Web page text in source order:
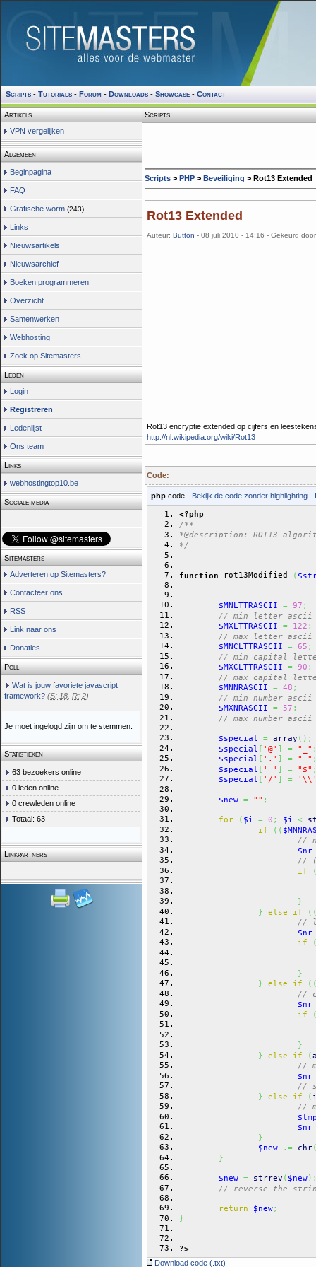
Scripts - Tutorials - Forum - Downloads - Showcase - Contact
Artikels
VPN vergelijken
Algemeen
Beginpagina
FAQ
Grafische worm (243)
Links
Nieuwsartikels
Nieuwsarchief
Boeken programmeren
Overzicht
Samenwerken
Webhosting
Zoek op Sitemasters
Leden
Login
Registreren
Ledenlijst
Ons team
Links
webhostingtop10.be
Sociale media
Sitemasters
Adverteren op Sitemasters?
Contacteer ons
RSS
Link naar ons
Donaties
Poll
Wat is jouw favoriete javascript
framework? (S: 18 R: 2)
Je moet ingelogd zijn om te stemmen.
Statistieken
63 bezoekers online
0 leden online
0 crewleden online
Totaal: 63
Linkpartners
Scripts:
Scripts > PHP > Beveiliging > Rot13 Extended
Rot13 Extended
Auteur: Button - 08 juli 2010 - 14:16 - Gekeurd
Rot13 encryptie extended op cijfers en
http://nl.wikipedia.org/wiki/Rot13
Code:
php code - Bekijk de code zonder highlighting -
<?php
/**
*@description: ROT13
*/
function rot13Modified (
$MNLTTRASCII = 97 ;
// min letter ascii
$MXLTTRASCII
= 122 ;
// max letter ascii
$MNCLTTRASCII
= 65 ;
// min capital
$MXCLTTRASCII
= 90 ;
// max capital
$MNNRASCII
= 48 ;
// min number ascii
$MXNRASCII
= 57 ;
// max number ascii
$special = array ( ) ;
$special [ '@' ] = "_"
$special [ '.' ] = "-"
$special [ ' ' ] = "$"
$special [ '/' ] =
$new = "" ;
for ( $i = 0 ; $i <
if
( (
//
$nr
//
if
}
}
else if (
//
$nr
if
}
}
else if (
//
$nr
if
}
}
else if (
//
$nr
//
}
else if (
//
$nr
}
$new
.= chr
}
$new = strrev ( $new)
// reverse the
return $new;
}
?>
Download code (.txt)